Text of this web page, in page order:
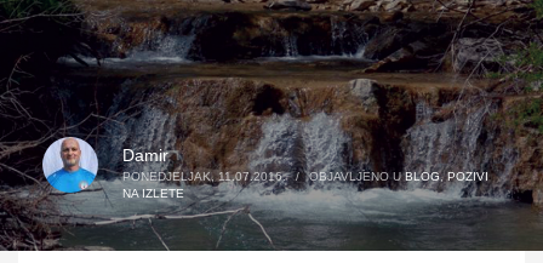
Damir
PONEDJELJAK, 11.07.2016. / OBJAVLJENO UBLOG,POZIVI
NA IZLETE